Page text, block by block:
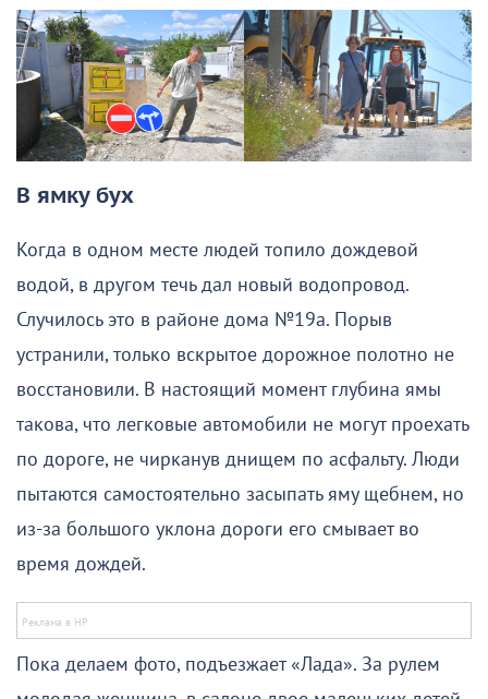
В ямку бух
Когда в одном месте людей топило дождевой
водой, в другом течь дал новый водопровод.
Случилось это в районе дома №19а. Порыв
устранили, только вскрытое дорожное полотно не
восстановили. В настоящий момент глубина ямы
такова, что легковые автомобили не могут проехать
по дороге, не чирканув днищем по асфальту. Люди
пытаются самостоятельно засыпать яму щебнем, но
из-за большого уклона дороги его смывает во
время дождей.
Пока делаем фото, подъезжает «Лада». За рулем